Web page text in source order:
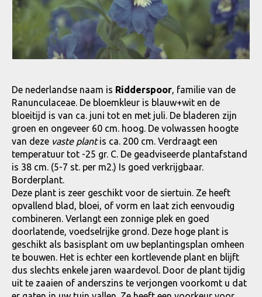
De nederlandse naam is Ridderspoor, familie van de
Ranunculaceae. De bloemkleur is blauw+wit en de
bloeitijd is van ca. juni tot en met juli. De bladeren zijn
groen en ongeveer 60 cm. hoog. De volwassen hoogte
van deze vaste plantis ca. 200 cm. Verdraagt een
temperatuur tot -25 gr. C. De geadviseerde plantafstand
is 38 cm. (5-7 st. per m2.) Is goed verkrijgbaar.
Borderplant.
Deze plant is zeer geschikt voor de siertuin. Ze heeft
opvallend blad, bloei, of vorm en laat zich eenvoudig
combineren. Verlangt een zonnige plek en goed
doorlatende, voedselrijke grond. Deze hoge plant is
geschikt als basisplant om uw beplantingsplan omheen
te bouwen. Het is echter een kortlevende plant en blijft
dus slechts enkele jaren waardevol. Door de plant tijdig
uit te zaaien of anderszins te verjongen voorkomt u dat